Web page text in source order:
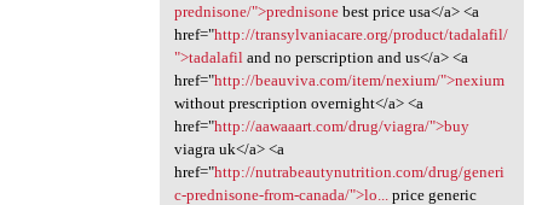
prednisone/">prednisonebest price usa</a> <a
href="http://transylvaniacare.org/product/tadalafil/
">tadalafil and no perscription and us</a> <a
href="http://beauviva.com/item/nexium/">nexium
without prescription overnight</a> <a
href="http://aawaaart.com/drug/viagra/">buy
viagra uk</a> <a
href="http://nutrabeautynutrition.com/drug/generi
c-prednisone-from-canada/">lo...
price generic